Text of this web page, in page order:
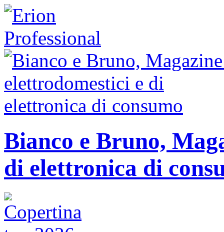
Bianco e Bruno,
di elettronica di